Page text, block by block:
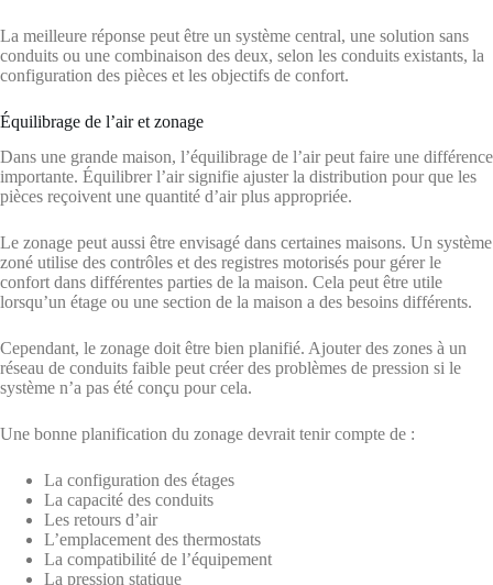
La meilleure réponse peut être un système central, une solution sans
conduits ou une combinaison des deux, selon les conduits existants, la
configuration des pièces et les objectifs de confort.
Équilibrage de l’air et zonage
Dans une grande maison, l’équilibrage de l’air peut faire une différence
importante. Équilibrer l’air signifie ajuster la distribution pour que les
pièces reçoivent une quantité d’air plus appropriée.
Le zonage peut aussi être envisagé dans certaines maisons. Un système
zoné utilise des contrôles et des registres motorisés pour gérer le
confort dans différentes parties de la maison. Cela peut être utile
lorsqu’un étage ou une section de la maison a des besoins différents.
Cependant, le zonage doit être bien planifié. Ajouter des zones à un
réseau de conduits faible peut créer des problèmes de pression si le
système n’a pas été conçu pour cela.
Une bonne planification du zonage devrait tenir compte de :
La configuration des étages
La capacité des conduits
Les retours d’air
L’emplacement des thermostats
La compatibilité de l’équipement
La pression statique